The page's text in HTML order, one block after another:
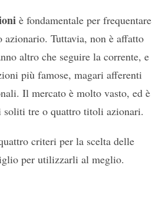
è fondamentale per frequentare
Tuttavia, non è affatto
altro che seguire la corrente, e
più famose, magari afferenti
Il mercato è molto vasto, ed è
soliti tre o quattro titoli azionari.
criteri per la scelta delle
per utilizzarli al meglio.